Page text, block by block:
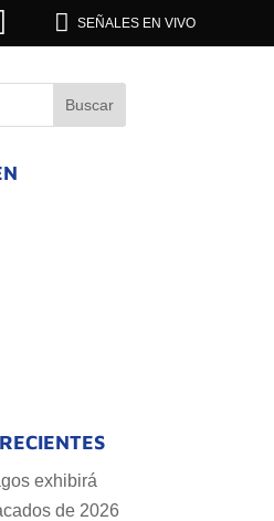
 SEÑALES EN VIVO
exhibirá
de 2026